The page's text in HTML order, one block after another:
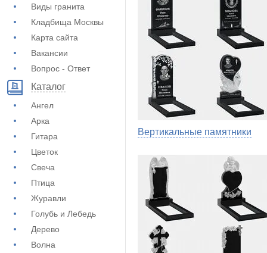
Виды гранита
Кладбища Москвы
Карта сайта
Вакансии
Вопрос - Ответ
Каталог
Ангел
Арка
Гитара
Цветок
Свеча
Птица
Журавли
Голубь и Лебедь
Дерево
Волна
Вертикальные памятники